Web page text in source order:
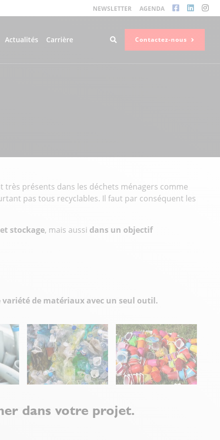
NEWSLETTER AGENDA
Actualités Carrière Contactez-nous
présents dans les déchets ménagers comme
pas tous recyclables. Il faut par conséquent les
stockage, mais aussi dans un objectif
variété de matériaux avec un seul outil.
dans votre projet.